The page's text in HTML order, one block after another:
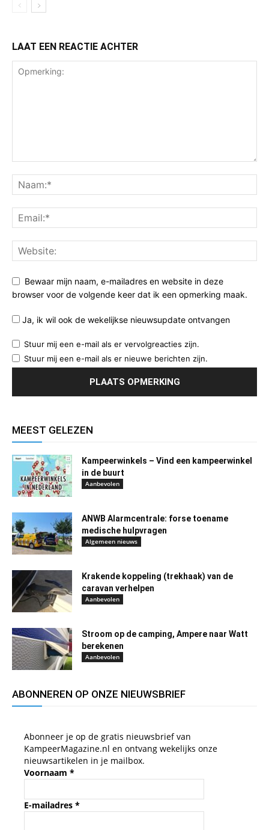
LAAT EEN REACTIE ACHTER
Bewaar mijn naam, e-mailadres en website in deze
browser voor de volgende keer dat ik een opmerking maak.
Ja, ik wil ook de wekelijkse nieuwsupdate ontvangen
Stuur mij een e-mail als er vervolgreacties zijn.
Stuur mij een e-mail als er nieuwe berichten zijn.
MEEST GELEZEN
Kampeerwinkels – Vind een kampeerwinkel
in de buurt
Aanbevolen
ANWB Alarmcentrale: forse toename
medische hulpvragen
Algemeen nieuws
Krakende koppeling (trekhaak) van de
caravan verhelpen
Aanbevolen
Stroom op de camping, Ampere naar Watt
berekenen
Aanbevolen
ABONNEREN OP ONZE NIEUWSBRIEF
Abonneer je op de gratis nieuwsbrief van
KampeerMagazine.nl en ontvang wekelijks onze
nieuwsartikelen in je mailbox.
Voornaam *
E-mailadres *